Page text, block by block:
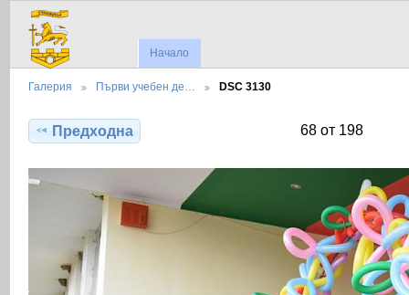
Начало
Галерия Първи учебен де… DSC 3130
Предходна 68 от 198